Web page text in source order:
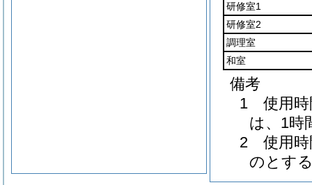
研修室1
研修室2
調理室
和室
備考
1 使用時
は、1時
2 使用時
のとす